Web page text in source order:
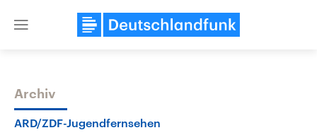
Close
Themen
Archiv
ARD/ZDF-Jugendfernsehen